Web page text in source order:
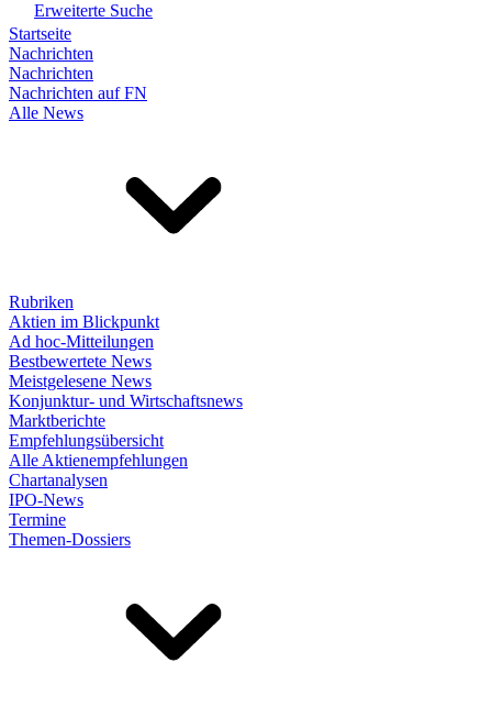
Erweiterte Suche
Startseite
Nachrichten
Nachrichten
Nachrichten auf FN
Alle News
Rubriken
Aktien im Blickpunkt
Ad hoc-Mitteilungen
Bestbewertete News
Meistgelesene News
Konjunktur- und Wirtschaftsnews
Marktberichte
Empfehlungsübersicht
Alle Aktienempfehlungen
Chartanalysen
IPO-News
Termine
Themen-Dossiers